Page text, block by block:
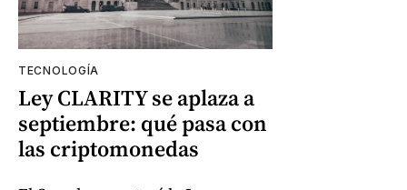
TECNOLOGÍA
Ley CLARITY se aplaza a
septiembre: qué pasa con
las criptomonedas